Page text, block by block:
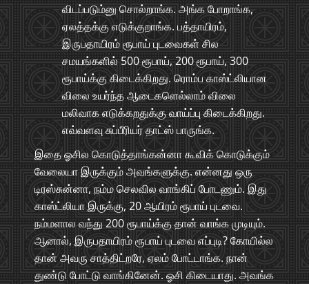
விடப்படும்னு சொல்றாங்க. அங்க போறாங்க,
ஏலத்தக்கு எடுக்குறாங்க. பத்தாயிரம்,
இருபதாயிரம் ரூபாய் புடவைகள் சில
சமயங்களில் 500 ரூபாய், 200 ரூபாய், 300
ரூபாய்க்கு கிடைக்கிறது. ரொம்ப காஸ்ட்லியான
விலை உயர்ந்த ஆடைகளெல்லாம் விலை
மலிவாக எடுக்கறதுக்கு வாய்ப்பு கிடைக்கிறது.
எவ்வளவு சுப்பீரியர் தாட்ஸ் பாருங்க.
இதை ஓசில கொடுத்தாங்கன்னா கூவிக் கொடுக்கும்
வேலையா இருக்கும் அவங்களுக்கு. என்னது ஒரு
டிரஸ்சுன்னா, நம்ம செலவில வாங்கிப் போடணும். இது
காஸ்ட்லியா இருக்கு, 20 ஆயிரம் ரூபாய் புடவை.
நம்மளால வந்து 200 ரூபாய்க்கு தான் வாங்க முடியும்.
ஆனால், இருபதாயிரம் ரூபாய் புடவை எப்புடி? கோயில்ல
தான் அவரு சாத்திட்றரே, ஏலம் போட்டாங்க. நான்
துண்டு போட்டு வாங்கினேன். ஓசி கிடையாது. அவங்க